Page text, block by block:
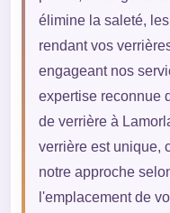
élimine la saleté,
rendant vos
engageant nos
expertise reconnue
de verrière à
verrière est unique,
notre approche
l'emplacement de